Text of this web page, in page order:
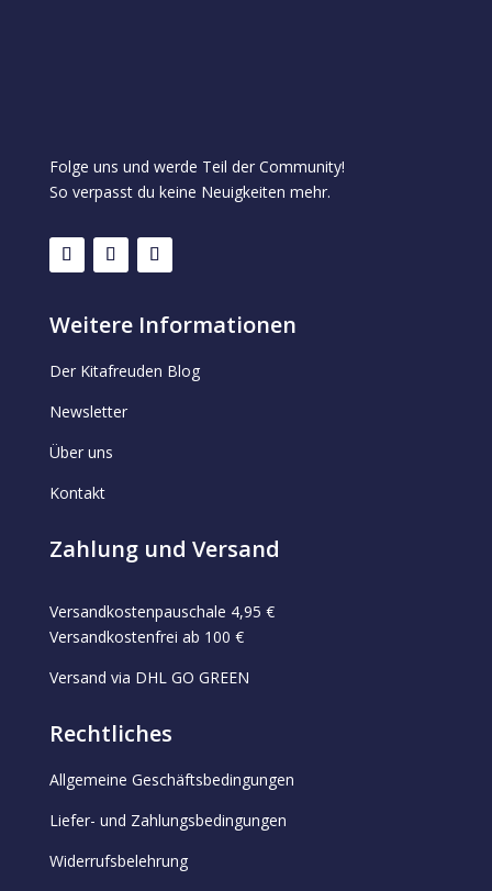
Folge uns und werde Teil der Community!
So verpasst du keine Neuigkeiten mehr.
Weitere Informationen
Der Kitafreuden Blog
Newsletter
Über uns
Kontakt
Zahlung und Versand
Versandkostenpauschale 4,95 €
Versandkostenfrei ab 100 €
Versand via DHL GO GREEN
Rechtliches
Allgemeine Geschäftsbedingungen
Liefer- und Zahlungsbedingungen
Widerrufsbelehrung